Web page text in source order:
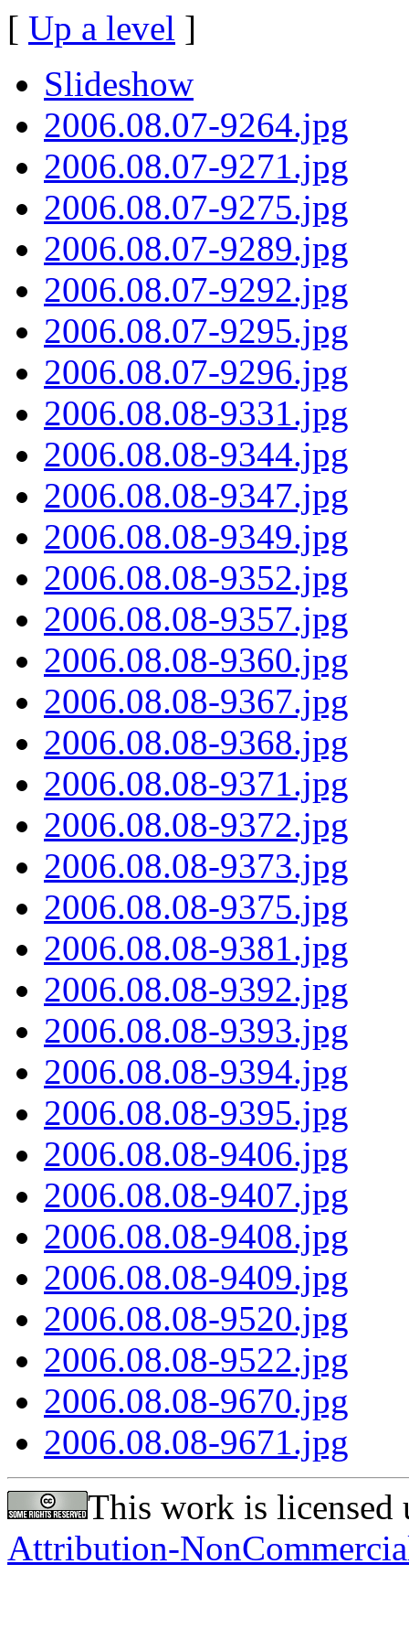
[ Up a level ]
Slideshow
2006.08.07-9264.jpg
2006.08.07-9271.jpg
2006.08.07-9275.jpg
2006.08.07-9289.jpg
2006.08.07-9292.jpg
2006.08.07-9295.jpg
2006.08.07-9296.jpg
2006.08.08-9331.jpg
2006.08.08-9344.jpg
2006.08.08-9347.jpg
2006.08.08-9349.jpg
2006.08.08-9352.jpg
2006.08.08-9357.jpg
2006.08.08-9360.jpg
2006.08.08-9367.jpg
2006.08.08-9368.jpg
2006.08.08-9371.jpg
2006.08.08-9372.jpg
2006.08.08-9373.jpg
2006.08.08-9375.jpg
2006.08.08-9381.jpg
2006.08.08-9392.jpg
2006.08.08-9393.jpg
2006.08.08-9394.jpg
2006.08.08-9395.jpg
2006.08.08-9406.jpg
2006.08.08-9407.jpg
2006.08.08-9408.jpg
2006.08.08-9409.jpg
2006.08.08-9520.jpg
2006.08.08-9522.jpg
2006.08.08-9670.jpg
2006.08.08-9671.jpg
This work is licensed
Attribution-